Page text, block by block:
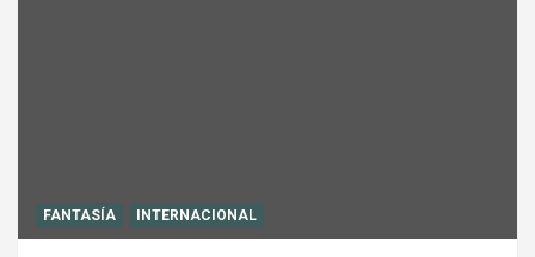
FANTASÍA INTERNACIONAL